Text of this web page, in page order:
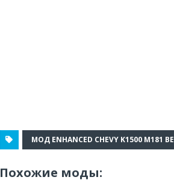
МОД ENHANCED CHEVY K1500 M181
Похожие моды: